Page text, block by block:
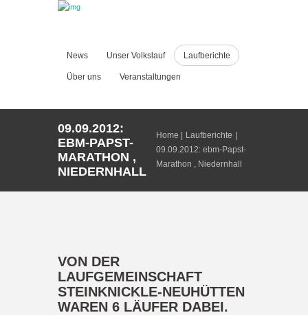
News Unser Volkslauf Laufberichte
Über uns Veranstaltungen
09.09.2012:
EBM-PAPST-
MARATHON ,
NIEDERNHALL
Home
Laufberichte
09.09.2012: ebm-Papst-
Marathon , Niedernhall
VON DER
LAUFGEMEINSCHAFT
STEINKNICKLE-NEUHÜTTEN
WAREN 6 LÄUFER DABEI.